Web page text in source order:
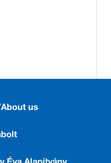
us